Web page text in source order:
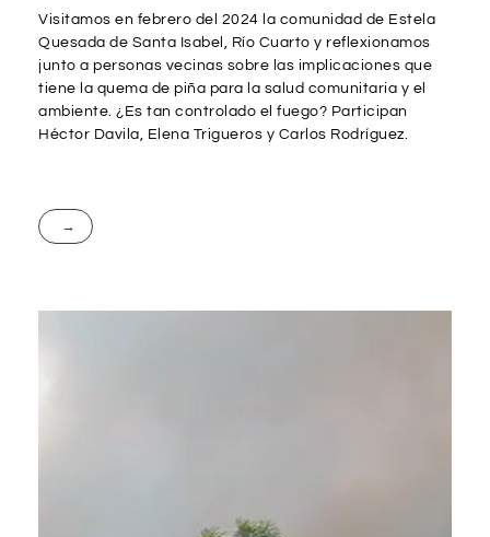
Visitamos en febrero del 2024 la comunidad de Estela
Quesada de Santa Isabel, Río Cuarto y reflexionamos
junto a personas vecinas sobre las implicaciones que
tiene la quema de piña para la salud comunitaria y el
ambiente. ¿Es tan controlado el fuego? Participan
Héctor Davila, Elena Trigueros y Carlos Rodríguez.